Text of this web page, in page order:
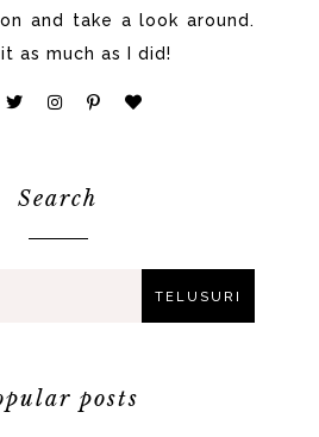
and take a look around.
as much as I did!
Search
posts